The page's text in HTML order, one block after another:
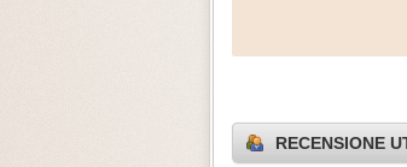
RECENSIONE